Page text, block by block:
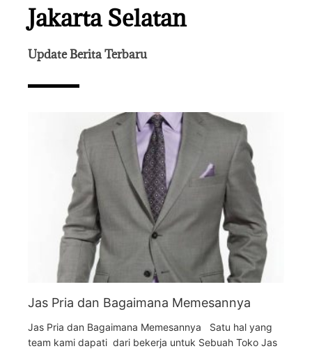
Jakarta Selatan
Update Berita Terbaru
Jas Pria dan Bagaimana Memesannya
Jas Pria dan Bagaimana Memesannya Satu hal yang
team kami dapati dari bekerja untuk Sebuah Toko Jas